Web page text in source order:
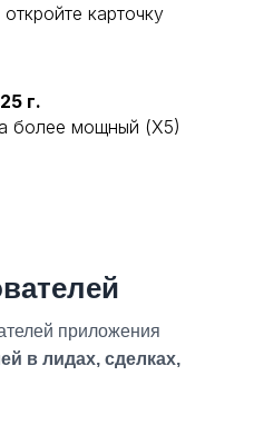
карточку
г.
более мощный (Х5)
приложения
в лидах, сделках,